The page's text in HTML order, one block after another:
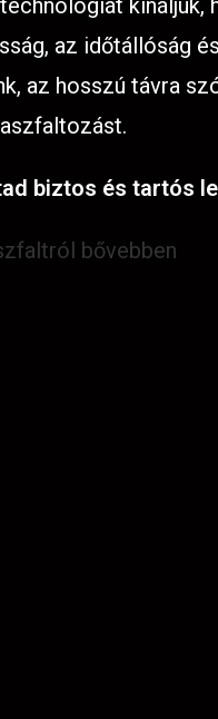
kínáljuk,
az időtállóság
az hosszú távra
aszfaltozást.
biztos és tartós
bővebben